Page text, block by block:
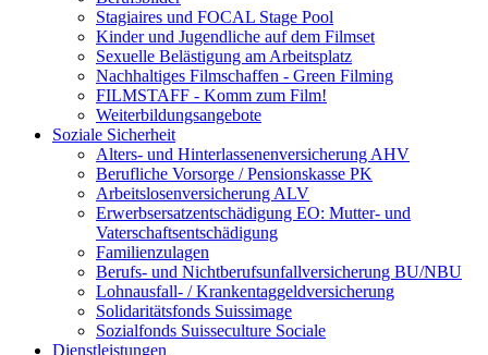
Stagiaires und FOCAL Stage Pool
Kinder und Jugendliche auf dem Filmset
Sexuelle Belästigung am Arbeitsplatz
Nachhaltiges Filmschaffen - Green Filming
FILMSTAFF - Komm zum Film!
Weiterbildungsangebote
Soziale Sicherheit
Alters- und Hinterlassenenversicherung AHV
Berufliche Vorsorge / Pensionskasse PK
Arbeitslosenversicherung ALV
Erwerbsersatzentschädigung EO: Mutter- und
Vaterschaftsentschädigung
Familienzulagen
Berufs- und Nichtberufsunfallversicherung BU/NBU
Lohnausfall- / Krankentaggeldversicherung
Solidaritätsfonds Suissimage
Sozialfonds Suisseculture Sociale
Dienstleistungen